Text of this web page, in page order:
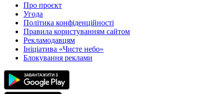
Про проєкт
Угода
Політика конфіденційності
Правила користуванням сайтом
Рекламодавцям
Ініціатива «Чисте небо»
Блокування реклами